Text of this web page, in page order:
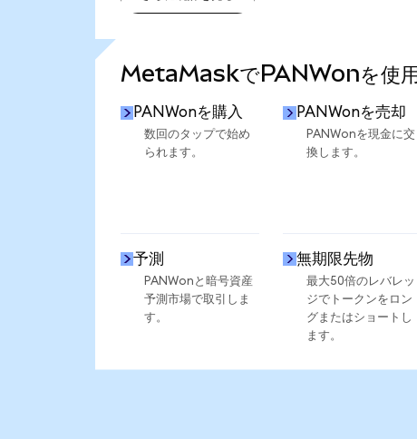
MetaMaskでPANWonを使
PANWonを購入
数回のタップで始め
られます。
PANWonを売却
PANWonを現金に交
換します。
予測
PANWonと暗号資産
予測市場で取引しま
す。
無期限先物
最大50倍のレバレッ
ジでトークンをロン
グまたはショートし
ます。